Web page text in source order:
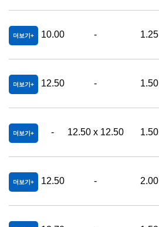
더보기 10.00 - 1.25
더보기 12.50 - 1.50
더보기 - 12.50 x 12.50 1.50
더보기 12.50 - 2.00